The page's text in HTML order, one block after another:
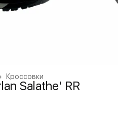
Кроссовки
›
Salathe' RR